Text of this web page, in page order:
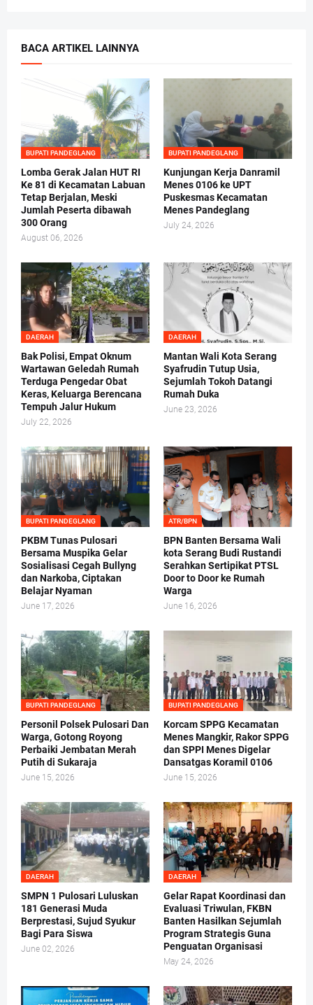
BACA ARTIKEL LAINNYA
BUPATI PANDEGLANG
Lomba Gerak Jalan HUT RI
Ke 81 di Kecamatan Labuan
Tetap Berjalan, Meski
Jumlah Peserta dibawah
300 Orang
August 06, 2026
BUPATI PANDEGLANG
Kunjungan Kerja Danramil
Menes 0106 ke UPT
Puskesmas Kecamatan
Menes Pandeglang
July 24, 2026
DAERAH
Bak Polisi, Empat Oknum
Wartawan Geledah Rumah
Terduga Pengedar Obat
Keras, Keluarga Berencana
Tempuh Jalur Hukum
July 22, 2026
DAERAH
Mantan Wali Kota Serang
Syafrudin Tutup Usia,
Sejumlah Tokoh Datangi
Rumah Duka
June 23, 2026
BUPATI PANDEGLANG
PKBM Tunas Pulosari
Bersama Muspika Gelar
Sosialisasi Cegah Bullyng
dan Narkoba, Ciptakan
Belajar Nyaman
June 17, 2026
ATR/BPN
BPN Banten Bersama Wali
kota Serang Budi Rustandi
Serahkan Sertipikat PTSL
Door to Door ke Rumah
Warga
June 16, 2026
BUPATI PANDEGLANG
Personil Polsek Pulosari Dan
Warga, Gotong Royong
Perbaiki Jembatan Merah
Putih di Sukaraja
June 15, 2026
BUPATI PANDEGLANG
Korcam SPPG Kecamatan
Menes Mangkir, Rakor SPPG
dan SPPI Menes Digelar
Dansatgas Koramil 0106
June 15, 2026
DAERAH
SMPN 1 Pulosari Luluskan
181 Generasi Muda
Berprestasi, Sujud Syukur
Bagi Para Siswa
June 02, 2026
DAERAH
Gelar Rapat Koordinasi dan
Evaluasi Triwulan, FKBN
Banten Hasilkan Sejumlah
Program Strategis Guna
Penguatan Organisasi
May 24, 2026